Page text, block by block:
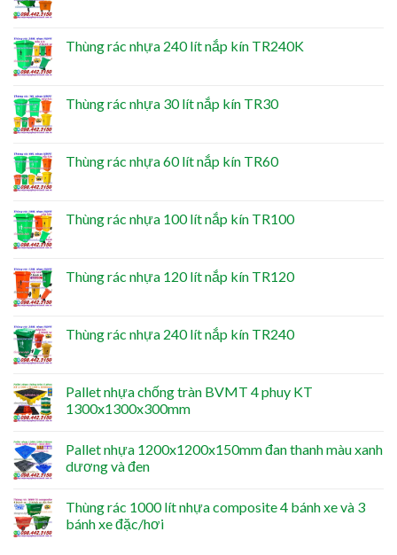
Thùng rác nhựa 240 lít nắp kín TR240K
Thùng rác nhựa 30 lít nắp kín TR30
Thùng rác nhựa 60 lít nắp kín TR60
Thùng rác nhựa 100 lít nắp kín TR100
Thùng rác nhựa 120 lít nắp kín TR120
Thùng rác nhựa 240 lít nắp kín TR240
Pallet nhựa chống tràn BVMT 4 phuy KT
1300x1300x300mm
Pallet nhựa 1200x1200x150mm đan thanh màu xanh
dương và đen
Thùng rác 1000 lít nhựa composite 4 bánh xe và 3
bánh xe đặc/hơi